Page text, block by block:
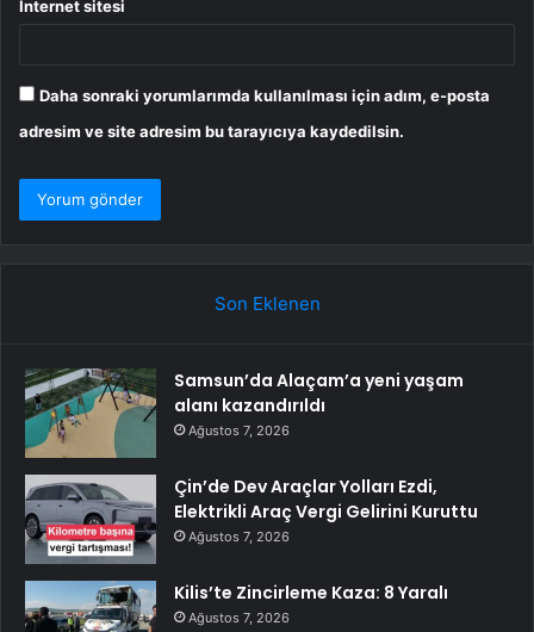
İnternet sitesi
Daha sonraki yorumlarımda kullanılması için adım, e-posta
adresim ve site adresim bu tarayıcıya kaydedilsin.
Son Eklenen
Samsun’da Alaçam’a yeni yaşam
alanı kazandırıldı
Ağustos 7, 2026
Çin’de Dev Araçlar Yolları Ezdi,
Elektrikli Araç Vergi Gelirini Kuruttu
Ağustos 7, 2026
Kilis’te Zincirleme Kaza: 8 Yaralı
Ağustos 7, 2026